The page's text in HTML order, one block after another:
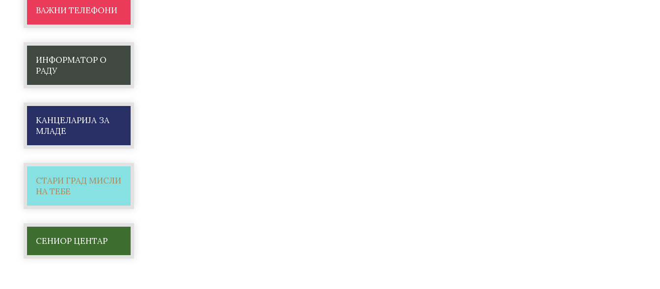
ВАЖНИ ТЕЛЕФОНИ
ИНФОРМАТОР О
РАДУ
КАНЦЕЛАРИЈА ЗА
МЛАДЕ
СТАРИ ГРАД МИСЛИ
НА ТЕБЕ
СЕНИОР ЦЕНТАР